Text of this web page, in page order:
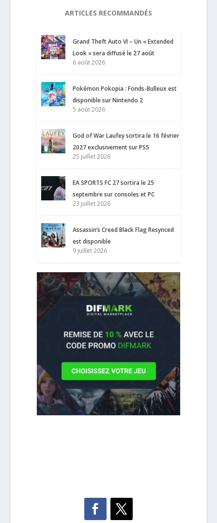
ARTICLES RECOMMANDÉS
Grand Theft Auto VI – Un « Extended
Look » sera diffusé le 27 août
6 août 2026
Pokémon Pokopia : Fonds-Bulleux est
disponible sur Nintendo 2
5 août 2026
God of War Laufey sortira le 16 février
2027 exclusivement sur PS5
25 juillet 2026
EA SPORTS FC 27 sortira le 25
septembre sur consoles et PC
23 juillet 2026
Assassin’s Creed Black Flag Resynced
est disponible
9 juillet 2026